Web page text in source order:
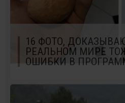
16 ФОТО,
РЕАЛЬНОМ МИРЕ
ОШИБКИ В